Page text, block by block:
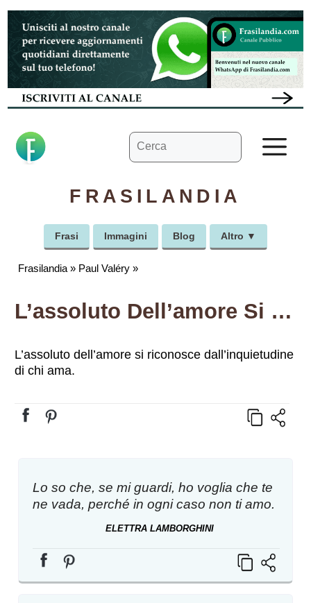
Vai
contenuto
Ricerca
per:
FRASILANDIA
Frasi Immagini Blog Altro ▼
Frasilandia » Paul Valéry »
L’assoluto Dell’amore Si Riconosce Dall’inquietudine Di Chi Ama.
L’assoluto dell’amore si riconosce dall’inquietudine
di chi ama.
Lo so che, se mi guardi, ho voglia che te
ne vada, perché in ogni caso non ti amo.
ELETTRA LAMBORGHINI